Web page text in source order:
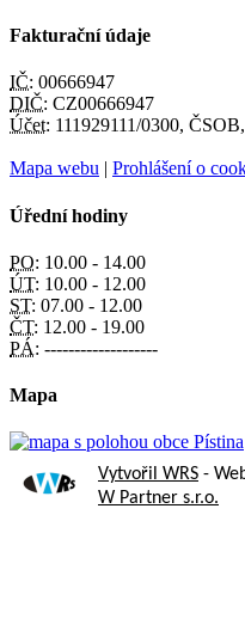
Fakturační údaje
IČ: 00666947
DIČ: CZ00666947
Účet: 111929111/0300,
Mapa webu | Prohlášení o
Úřední hodiny
PO: 10.00 - 14.00
ÚT: 10.00 - 12.00
ST: 07.00 - 12.00
ČT: 12.00 - 19.00
PÁ: -------------------
Mapa
Vytvořil WRS -
W Partner s.r.o.